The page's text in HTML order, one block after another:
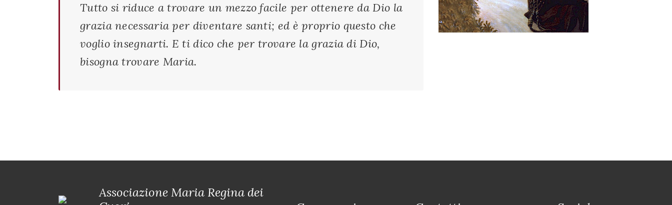
Tutto si riduce a trovare un mezzo facile per ottenere da Dio la
grazia necessaria per diventare santi; ed è proprio questo che
voglio insegnarti. E ti dico che per trovare la grazia di Dio,
bisogna trovare Maria.
Associazione Maria Regina dei